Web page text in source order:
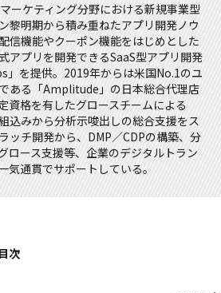
ーケティング分野における新規事業型
黎明期から積み重ねたアプリ開発ノウ
信機能やクーポン機能をはじめとした
アプリを開発できるSaaS型アプリ開発
」を提供。2019年からは米国No.1のユ
ある「Amplitude」の日本総合代理店
資格を有したグロースチームによる
込みから分析示唆出しの総合支援をス
ッチ開発から、DMP／CDPの構築、分
ロース支援等、企業のデジタルトラン
気通貫でサポートしている。
次